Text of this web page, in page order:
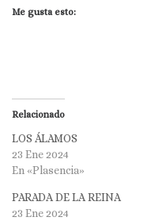
Me gusta esto:
Relacionado
LOS ÁLAMOS
23 Ene 2024
En «Plasencia»
PARADA DE LA REINA
23 Ene 2024